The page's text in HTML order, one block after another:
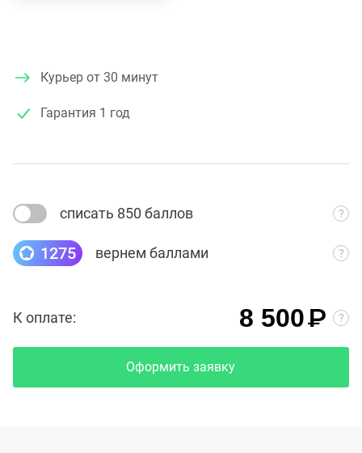
Курьер от 30 минут
Гарантия 1 год
списать 850 баллов
1275 вернем баллами
К оплате: 8 500₽
Оформить заявку